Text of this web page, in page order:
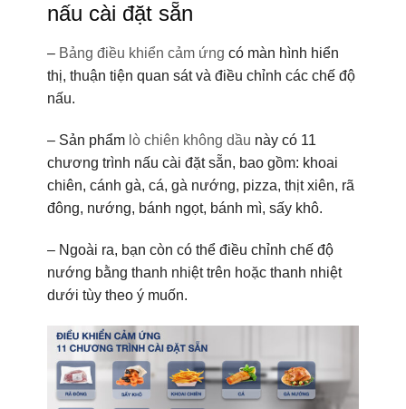
nấu cài đặt sẵn
– Bảng điều khiển cảm ứng có màn hình hiển
thị, thuận tiện quan sát và điều chỉnh các chế độ
nấu.
– Sản phẩm lò chiên không dầu này có 11
chương trình nấu cài đặt sẵn, bao gồm: khoai
chiên, cánh gà, cá, gà nướng, pizza, thịt xiên, rã
đông, nướng, bánh ngọt, bánh mì, sấy khô.
– Ngoài ra, bạn còn có thể điều chỉnh chế độ
nướng bằng thanh nhiệt trên hoặc thanh nhiệt
dưới tùy theo ý muốn.